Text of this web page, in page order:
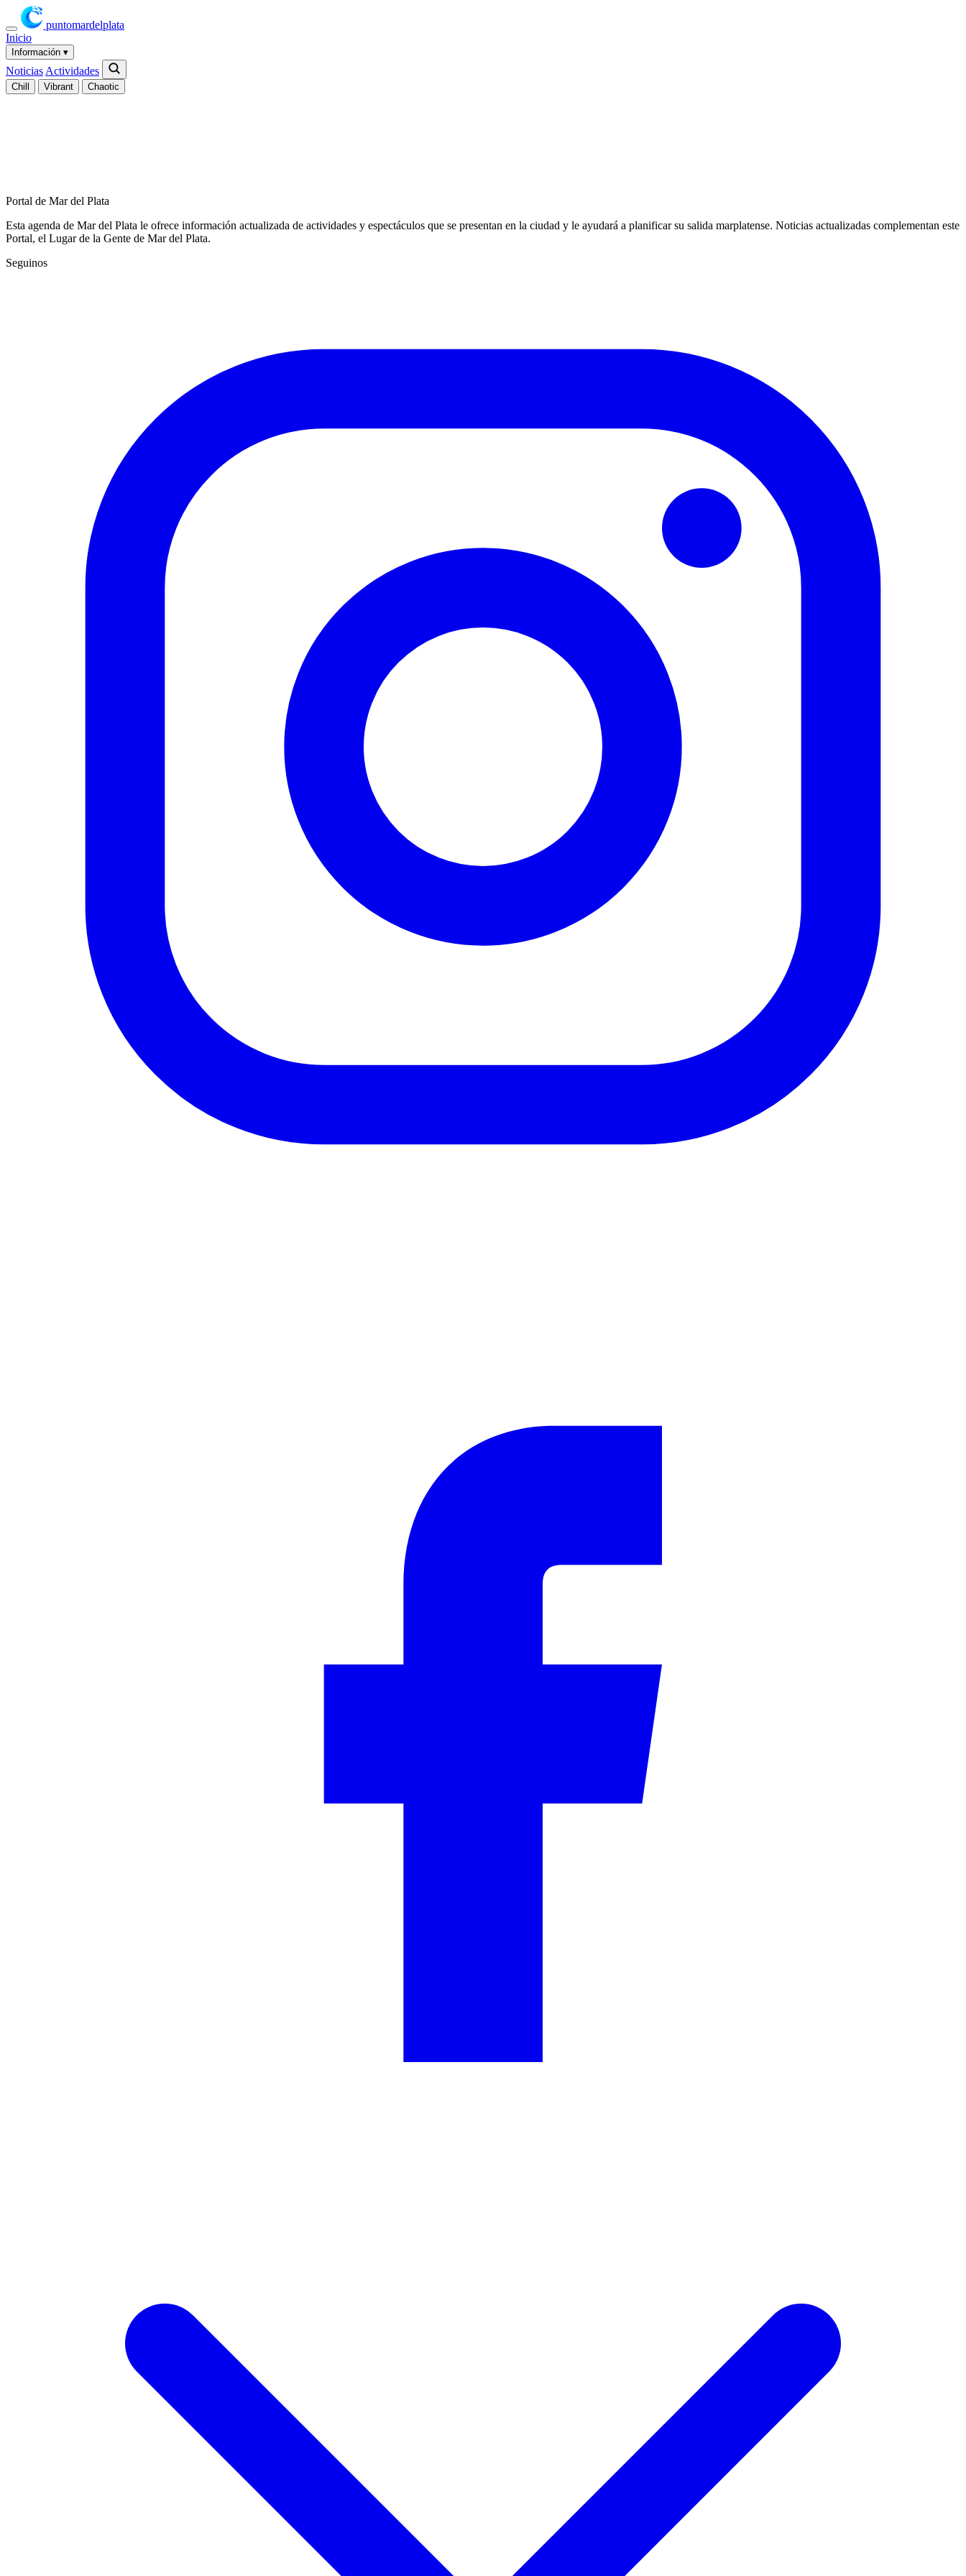
puntomardelplata
Inicio
Información ▾
Noticias Actividades
Chill Vibrant Chaotic
Portal de Mar del Plata
Esta agenda de Mar del Plata le ofrece información actualizada de actividades y espectáculos que se presentan en la ciudad y le ayudará a planificar su salida marplatense. Noticias actualizadas complementan este
Portal, el Lugar de la Gente de Mar del Plata.
Seguinos